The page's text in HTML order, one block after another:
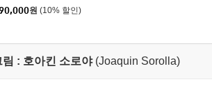
원 (10% 할인)
림 : 호아킨 소로야 (Joaquin Sorolla)